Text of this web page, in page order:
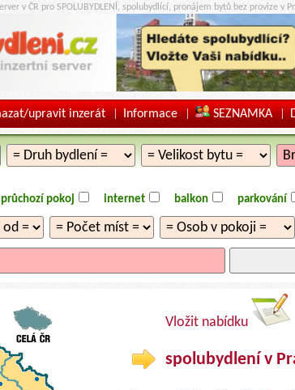
v ČR pro SPOLUBYDLENÍ, spolubydlící, pronájem bytů bez provize v
upravit inzerát | Informace | SEZNAMKA |
pokoj internet balkon parkování
Vložit nabídku
spolubydlení v